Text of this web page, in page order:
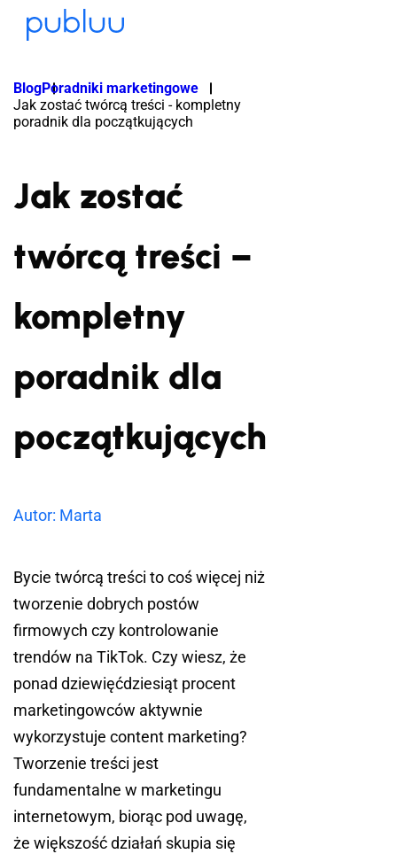
BlogPoradniki marketingowe
Jak zostać twórcą treści - kompletny
poradnik dla początkujących
Jak zostać
twórcą treści –
kompletny
poradnik dla
początkujących
Autor: Marta
Bycie twórcą treści to coś więcej niż
tworzenie dobrych postów
firmowych czy kontrolowanie
trendów na TikTok. Czy wiesz, że
ponad dziewięćdziesiąt procent
marketingowców aktywnie
wykorzystuje content marketing?
Tworzenie treści jest
fundamentalne w marketingu
internetowym, biorąc pod uwagę,
że większość działań skupia się